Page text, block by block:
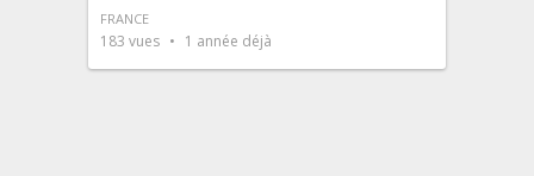
FRANCE
183 vues 1 année déjà